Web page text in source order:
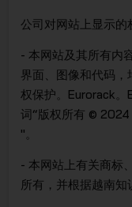
公司对网站上显示的
- 本网站及其所有内
界面、图像和代码，
权保护。Eurorack。
词“版权所有 © 2024
"。
- 本网站上有关商标
所有，并根据越南知